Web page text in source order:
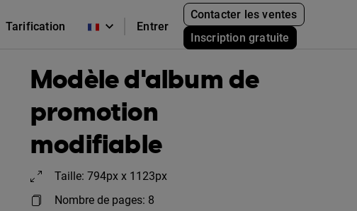
Tarification Entrer
Contacter les ventes
Inscription gratuite
Modèle d'album de
promotion
modifiable
Taille: 794px x 1123px
Nombre de pages: 8